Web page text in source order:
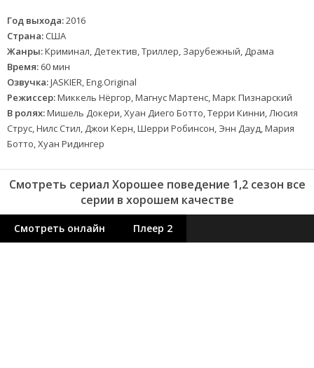
Год выхода:2016
Страна: США
Жанры:Криминал, Детектив, Триллер, Зарубежный, Драма
Время: 60 мин
Озвучка:JASKIER, Eng.Original
Режиссер:Миккель Нёргор, Магнус Мартенс, Марк Пизнарский
В ролях:Мишель Докери, Хуан Диего Ботто, Терри Кинни, Люсия
Струс, Нилс Стил, Джои Керн, Шерри Робинсон, Энн Дауд, Мария
Ботто, Хуан Ридингер
Смотреть сериал Хорошее поведение 1,2 сезон все
серии в хорошем качестве
Смотреть онлайн Плеер 2